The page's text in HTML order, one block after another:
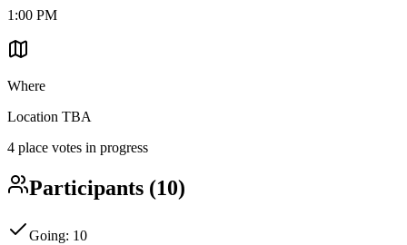
1:00 PM
Where
Location TBA
4 place votes in progress
Participants (10)
Going: 10